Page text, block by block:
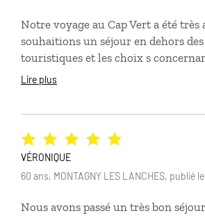
Notre voyage au Cap Vert a été très
souhaitions un séjour en dehors
touristiques et les choix s
types d’hébergement nous ont
Nous avons trouvé les cap-
l’aspect universel de la musique .
que nous avons probablement
belles randonnées. Toute notre
et l’aridité des lieux , en créant des
Lire plus
Nous avons passé un très bon
VÉRONIQUE
60 ans, MONTAGNY LES LANCHES, publié